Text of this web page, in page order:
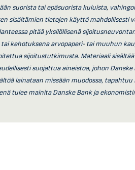
suorista tai epäsuorista kuluista,
sisältämien tietojen käyttö mahdollisesti
pitää yksilöllisenä
kehotuksena arvopaperi- tai muuhun
sijoitustutkimusta. Materiaali
suojattua aineistoa, johon
lainataan missään muodossa,
tulee mainita Danske Bank ja